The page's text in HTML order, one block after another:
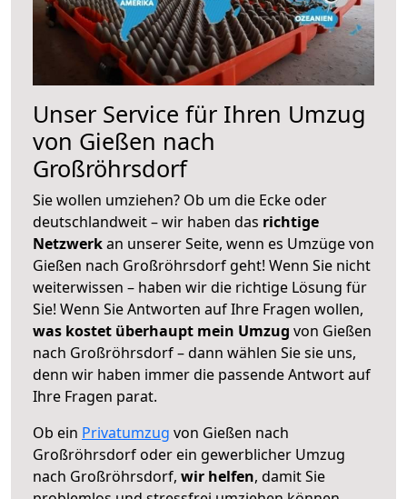
Unser Service für Ihren Umzug
von Gießen nach
Großröhrsdorf
Sie wollen umziehen? Ob um die Ecke oder
deutschlandweit – wir haben das richtige
Netzwerkan unserer Seite, wenn es Umzüge von
Gießen nach Großröhrsdorf geht! Wenn Sie nicht
weiterwissen – haben wir die richtige Lösung für
Sie! Wenn Sie Antworten auf Ihre Fragen wollen,
was kostet überhaupt mein Umzug von Gießen
nach Großröhrsdorf – dann wählen Sie sie uns,
denn wir haben immer die passende Antwort auf
Ihre Fragen parat.
Ob ein Privatumzug von Gießen nach
Großröhrsdorf oder ein gewerblicher Umzug
nach Großröhrsdorf, wir helfen, damit Sie